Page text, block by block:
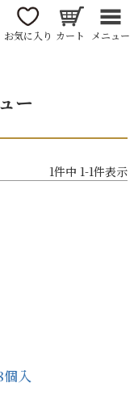
お気に入り カート メニュー
ー
1件中 1-1件表示
入